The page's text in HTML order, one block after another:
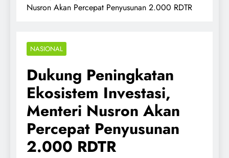
Nusron Akan Percepat Penyusunan 2.000 RDTR
NASIONAL
Dukung Peningkatan
Ekosistem Investasi,
Menteri Nusron Akan
Percepat Penyusunan
2.000 RDTR